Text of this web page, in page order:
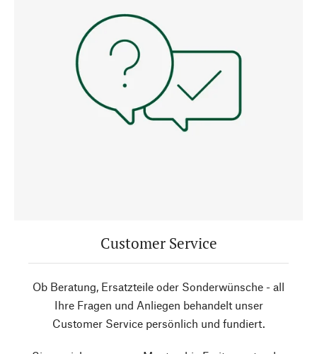
Customer Service
Ob Beratung, Ersatzteile oder Sonderwünsche - all
Ihre Fragen und Anliegen behandelt unser
Customer Service persönlich und fundiert.